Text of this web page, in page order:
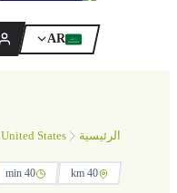
ٱللَّٰه AR
الرئيسية United States
40 km
40 min